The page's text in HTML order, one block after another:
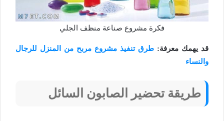
فكرة مشروع صناعة منظف الجلي
قد يهمك معرفة: طرق تنفيذ مشروع مربح من المنزل للرجال
والنساء
طريقة تحضير الصابون السائل